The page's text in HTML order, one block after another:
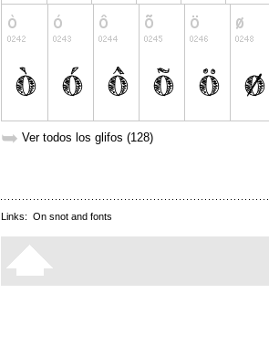
➥ Ver todos los glifos (128)
Links: On snot and fonts